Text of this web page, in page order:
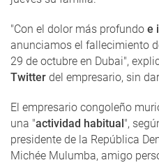
"Con el dolor más profundo e
anunciamos el fallecimiento
29 de octubre en Dubai",
Twitter del empresario, sin
El empresario congoleño
una "actividad habitual",
presidente de la República
Michée Mulumba, amigo